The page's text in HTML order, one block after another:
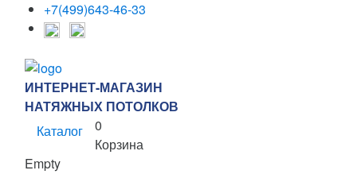
+7(499)643-46-33
ИНТЕРНЕТ-МАГАЗИН
НАТЯЖНЫХ ПОТОЛКОВ
Каталог
0
Корзина
Empty